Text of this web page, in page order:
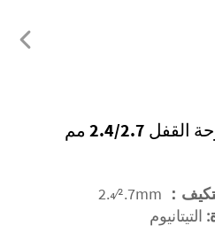
：
2.4⁄2.7mm
التيتانيوم